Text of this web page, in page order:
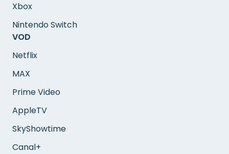
Xbox
Nintendo Switch
VOD
Netflix
MAX
Prime Video
AppleTV
SkyShowtime
Canal+